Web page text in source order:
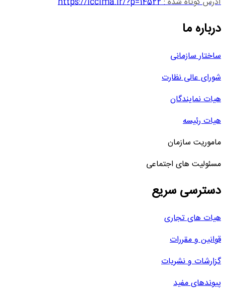
درباره ما
ساختار سازمانی
شورای عالی نظارت
هیات نمایندگان
هیات رئیسه
ماموریت سازمان
مسئولیت های اجتماعی
دسترسی سریع
هیات های تجاری
قوانین و مقررات
گزارشات و نشریات
پیوندهای مفید